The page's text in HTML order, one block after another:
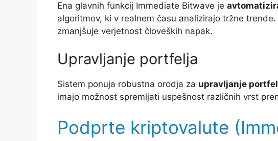
Ena glavnih funkcij Immediate Bitwave je
algoritmov, ki v realnem času analizirajo tržne
zmanjšuje verjetnost človeških napak.
Upravljanje portfelja
Sistem ponuja robustna orodja za upravljanje
imajo možnost spremljati uspešnost različnih vrst
Podprte kriptovalute